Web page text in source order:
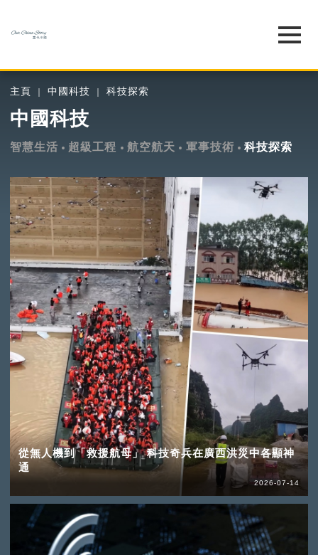
主頁 中國科技 科技探索
中國科技
智慧生活 超級工程 航空航天 軍事技術 科技探索
從無人機到「救援航母」 科技奇兵在廣西洪災中各顯神
通
2026-07-14